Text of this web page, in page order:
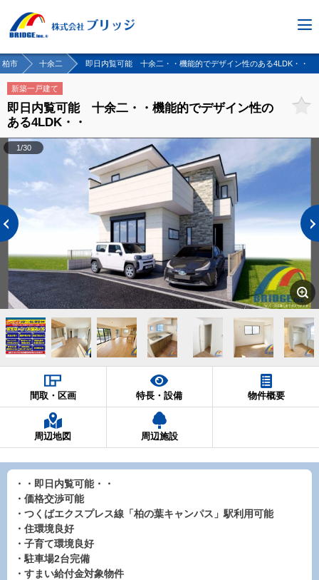
柏市 十余二 即日内覧可能 十余二・・機能的でデザイン性のある4LDK・・
新築一戸建て
即日内覧可能 十余二・・機能的でデザイン性の
ある4LDK・・
1/30
間取・区画 特長・設備 物件概要
周辺地図 周辺施設
・・即日内覧可能・・
・価格交渉可能
・つくばエクスプレス線「柏の葉キャンパス」駅利用可能
・住環境良好
・子育て環境良好
・駐車場2台完備
・すまい給付金対象物件